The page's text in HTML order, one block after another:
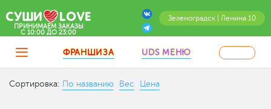
Зеленоградск | Ленина 10
ПРИНИМАЕМ ЗАКАЗЫ
C 10:00 ДО 23:00
ФРАНШИЗА UDS МЕНЮ
Сортировка: По названию Вес Цена